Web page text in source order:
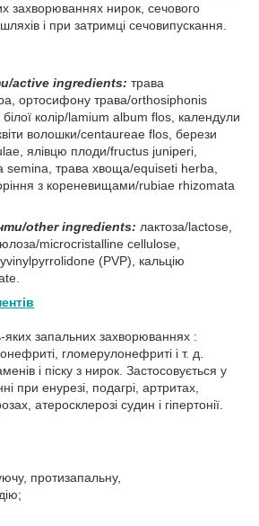
захворюваннях нирок, сечового
і при затримці сечовипускання.
active ingredients: трава
ортосифону трава/orthosiphonis
колір/lamium album flos, календули
волошки/centaureae flos, берези
ялівцю плоди/fructus juniperi,
semina, трава хвоща/equiseti herba,
з кореневищами/rubiae rhizomata
other ingredients: лактоза/lactose,
microcristalline cellulose,
(PVP), кальцію
запальних захворюваннях :
гломерулонефриті і т. д.
і піску з нирок. Застосовується у
при енурезі, подагрі, артритах,
атеросклерозі судин і гіпертонії.
протизапальну,